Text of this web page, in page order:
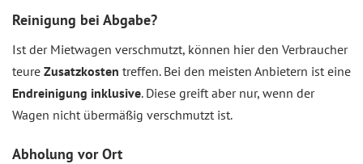
Reinigung bei Abgabe?
Ist der Mietwagen verschmutzt, können hier den Verbraucher
teure Zusatzkosten treffen. Bei den meisten Anbietern ist eine
Endreinigung inklusive. Diese greift aber nur, wenn der
Wagen nicht übermäßig verschmutzt ist.
Abholung vor Ort